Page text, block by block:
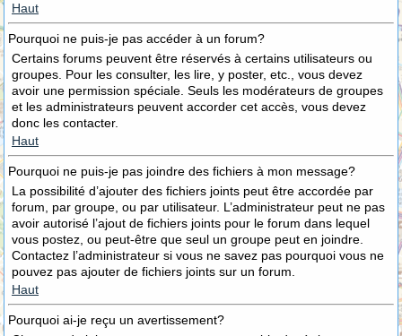
Haut
Pourquoi ne puis-je pas accéder à un forum?
Certains forums peuvent être réservés à certains utilisateurs ou
groupes. Pour les consulter, les lire, y poster, etc., vous devez
avoir une permission spéciale. Seuls les modérateurs de groupes
et les administrateurs peuvent accorder cet accès, vous devez
donc les contacter.
Haut
Pourquoi ne puis-je pas joindre des fichiers à mon message?
La possibilité d’ajouter des fichiers joints peut être accordée par
forum, par groupe, ou par utilisateur. L’administrateur peut ne pas
avoir autorisé l’ajout de fichiers joints pour le forum dans lequel
vous postez, ou peut-être que seul un groupe peut en joindre.
Contactez l’administrateur si vous ne savez pas pourquoi vous ne
pouvez pas ajouter de fichiers joints sur un forum.
Haut
Pourquoi ai-je reçu un avertissement?